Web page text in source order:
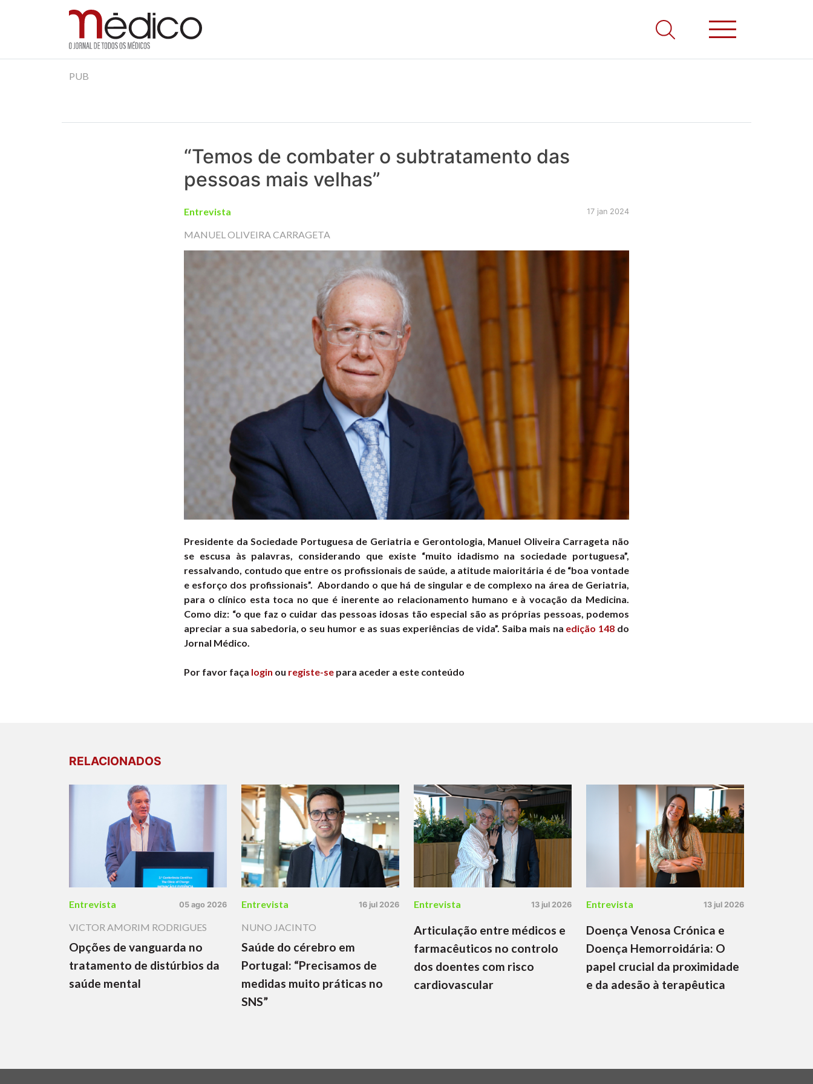
Jornal Médico
Médico – O Jornal de Todos os Médicos. Onde as notícias realmente contam! Tudo o que se passa na Saúde!
PUB
“Temos de combater o subtratamento das
pessoas mais velhas”
Entrevista 17 jan 2024
MANUEL OLIVEIRA CARRAGETA
Presidente da Sociedade Portuguesa de Geriatria e Gerontologia, Manuel Oliveira Carrageta não
se escusa às palavras, considerando que existe “muito idadismo na sociedade portuguesa”,
ressalvando, contudo que entre os profissionais de saúde, a atitude maioritária é de “boa vontade
e esforço dos profissionais”. Abordando o que há de singular e de complexo na área de Geriatria,
para o clínico esta toca no que é inerente ao relacionamento humano e à vocação da Medicina.
Como diz: “o que faz o cuidar das pessoas idosas tão especial são as próprias pessoas, podemos
apreciar a sua sabedoria, o seu humor e as suas experiências de vida”. Saiba mais na edição 148 do
Jornal Médico.
Por favor faça login ou registe-se para aceder a este conteúdo
RELACIONADOS
Entrevista 05 ago 2026
VICTOR AMORIM RODRIGUES
Opções de vanguarda no
tratamento de distúrbios da
saúde mental
Entrevista 16 jul 2026
NUNO JACINTO
Saúde do cérebro em
Portugal: “Precisamos de
medidas muito práticas no
SNS”
Entrevista 13 jul 2026
Articulação entre médicos e
farmacêuticos no controlo
dos doentes com risco
cardiovascular
Entrevista 13 jul 2026
Doença Venosa Crónica e
Doença Hemorroidária: O
papel crucial da proximidade
e da adesão à terapêutica